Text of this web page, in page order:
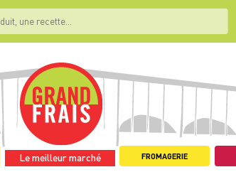
Le meilleur marché FROMAGERIE